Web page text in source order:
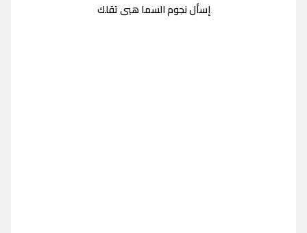
إسأل نجوم السما هيي تقلك